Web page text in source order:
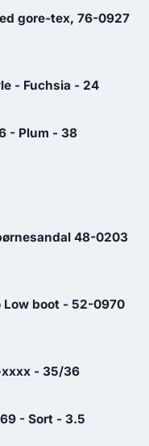
629.30 kr..
489.30 kr..
gore-tex, 76-0927
- Fuchsia - 24
- Plum - 38
910.00 kr..
48-0203
Low boot - 52-0970
xxxx - 35/36
- Sort - 3.5